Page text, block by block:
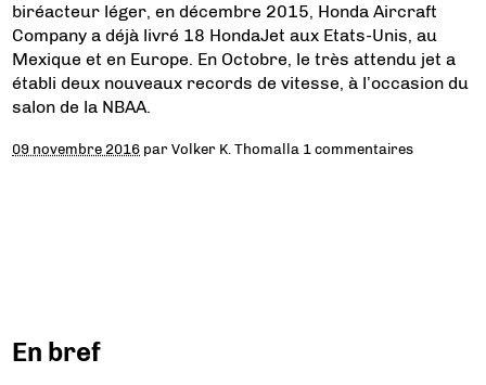
biréacteur léger, en décembre 2015, Honda Aircraft
Company a déjà livré 18 HondaJet aux Etats-Unis, au
Mexique et en Europe. En Octobre, le très attendu jet a
établi deux nouveaux records de vitesse, à l’occasion du
salon de la NBAA.
09 novembre 2016 parVolker K. Thomalla 1 commentaires
En bref